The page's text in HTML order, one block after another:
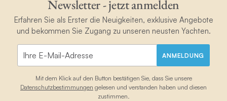
Newsletter - jetzt anmelden
Erfahren Sie als Erster die Neuigkeiten, exklusive Angebote
und bekommen Sie Zugang zu unseren neusten Yachten.
ANMELDUNG
Mit dem Klick auf den Button bestätigen Sie, dass Sie unsere
Datenschutzbestimmungen gelesen und verstanden haben und diesen
zustimmen.